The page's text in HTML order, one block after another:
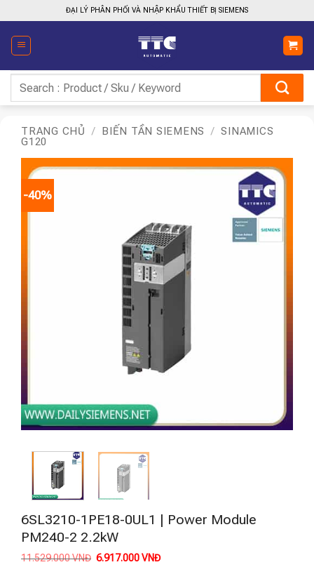
qua
nội
dung
ĐẠI LÝ PHÂN PHỐI VÀ NHẬP KHẨU THIẾT BỊ SIEMENS
kiếm:
TRANG CHỦ / BIẾN TẦN SIEMENS / SINAMICS
G120
-40%
6SL3210-1PE18-0UL1 | Power Module
PM240-2 2.2kW
11.529.000VNĐ Giá
6.917.000VNĐGiá